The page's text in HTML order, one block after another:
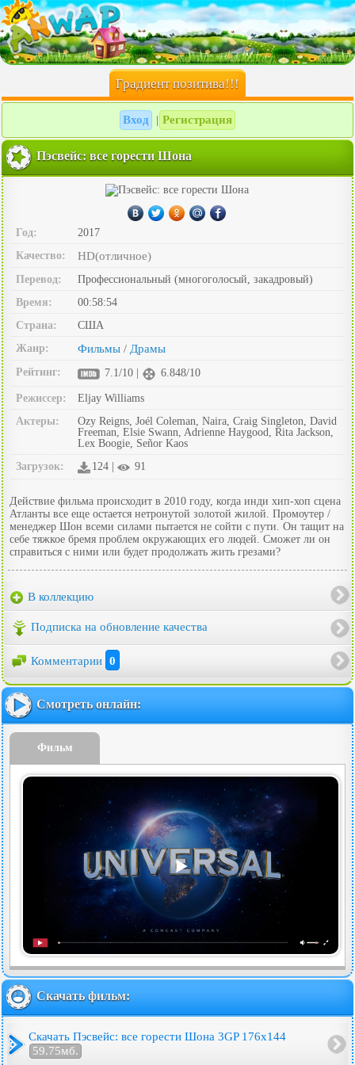
Градиент позитива!!!
Вход Регистрация
Пэсвейс: все горести Шона
Год:
2017
Качество:
HD(отличное)
Перевод:
Профессиональный (многоголосый, закадровый)
Время:
00:58:54
Страна:
США
Жанр:
Фильмы / Драмы
Рейтинг: 7.1/10 | 6.848/10
Режиссер:
Eljay Williams
Актеры:
Ozy Reigns, Joél Coleman, Naira, Craig Singleton, David
Freeman, Elsie Swann, Adrienne Haygood, Rita Jackson,
Lex Boogie, Señor Kaos
Загрузок:
124 | 91
Действие фильма происходит в 2010 году, когда инди хип-хоп сцена
Атланты все еще остается нетронутой золотой жилой. Промоутер /
менеджер Шон всеми силами пытается не сойти с пути. Он тащит на
себе тяжкое бремя проблем окружающих его людей. Сможет ли он
справиться с ними или будет продолжать жить грезами?
В коллекцию
Подписка на обновление качества
Комментарии 0
Смотреть онлайн:
Фильм
Скачать фильм:
Скачать Пэсвейс: все горести Шона 3GP 176x144
59.75мб.